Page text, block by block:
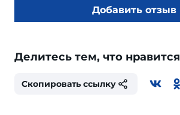
Добавить отзыв
Делитесь тем, что нравится
Скопировать ссылку